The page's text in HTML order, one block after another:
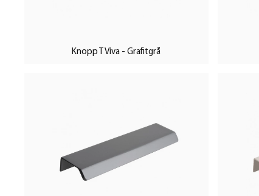
Knopp T Viva - Grafitgrå